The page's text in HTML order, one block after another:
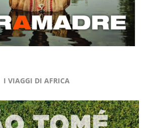
I VIAGGI DI AFRICA